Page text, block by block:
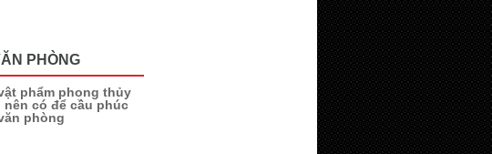
PHÒNG
phẩm phong thủy
nên có để cầu phúc
phòng